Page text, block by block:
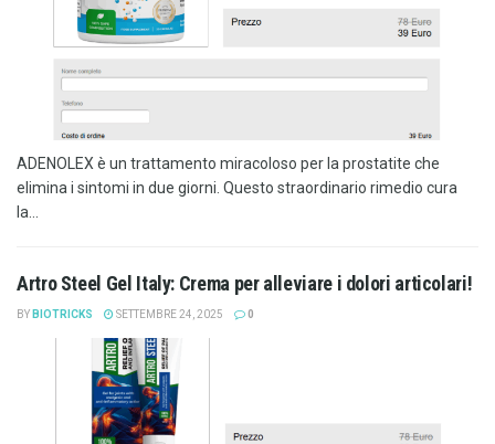
ADENOLEX è un trattamento miracoloso per la prostatite che
elimina i sintomi in due giorni. Questo straordinario rimedio cura
la...
Artro Steel Gel Italy: Crema per alleviare i dolori articolari!
BY BIOTRICKS SETTEMBRE 24, 2025 0